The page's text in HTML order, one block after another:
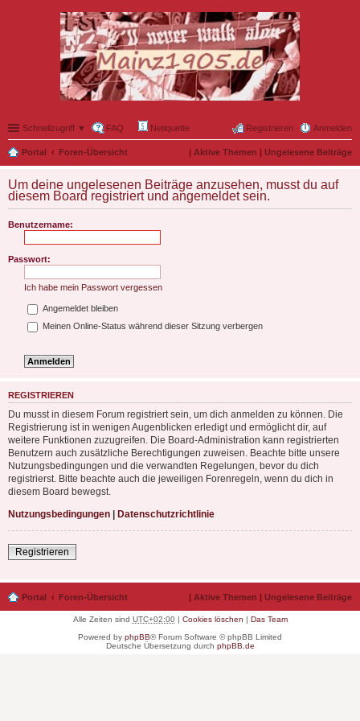
Schnellzugriff ▼ FAQ Netiquette Anmelden
Registrieren
Portal Foren-Übersicht | Aktive Themen | Ungelesene Beiträge
Um deine ungelesenen Beiträge anzusehen, musst du auf
diesem Board registriert und angemeldet sein.
Benutzername:
Passwort:
Ich habe mein Passwort vergessen
Angemeldet bleiben
Meinen Online-Status während dieser Sitzung verbergen
REGISTRIEREN
Du musst in diesem Forum registriert sein, um dich anmelden zu können. Die
Registrierung ist in wenigen Augenblicken erledigt und ermöglicht dir, auf
weitere Funktionen zuzugreifen. Die Board-Administration kann registrierten
Benutzern auch zusätzliche Berechtigungen zuweisen. Beachte bitte unsere
Nutzungsbedingungen und die verwandten Regelungen, bevor du dich
registrierst. Bitte beachte auch die jeweiligen Forenregeln, wenn du dich in
diesem Board bewegst.
Nutzungsbedingungen | Datenschutzrichtlinie
Registrieren
Portal Foren-Übersicht | Aktive Themen | Ungelesene Beiträge
Alle Zeiten sind UTC+02:00| Cookies löschen | Das Team
Powered by phpBB® Forum Software © phpBB Limited
Deutsche Übersetzung durch phpBB.de